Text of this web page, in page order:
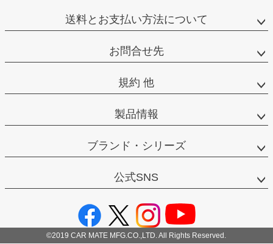
送料とお支払い方法について
お問合せ先
規約 他
製品情報
ブランド・シリーズ
公式SNS
©2019 CAR MATE MFG.CO.,LTD. All Rights Reserved.